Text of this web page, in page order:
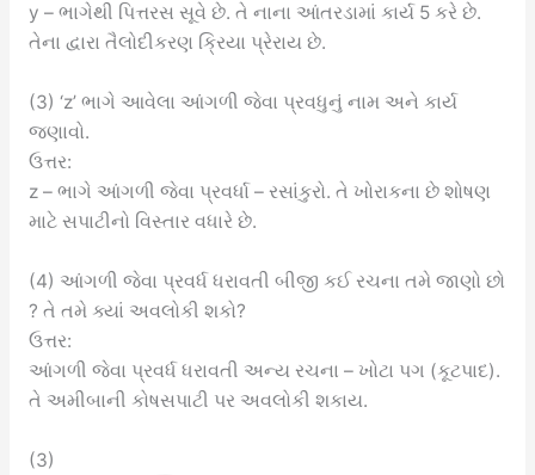
y – ભાગેથી પિત્તરસ સૂવે છે. તે નાના આંતરડામાં કાર્ય 5 કરે છે.
તેના દ્વારા તૈલોદીકરણ ક્રિયા પ્રેરાય છે.
(3) ‘z’ ભાગે આવેલા આંગળી જેવા પ્રવધુનું નામ અને કાર્ય
જણાવો.
ઉત્તર:
z – ભાગે આંગળી જેવા પ્રવર્ધા – રસાંકુરો. તે ખોરાકના છે શોષણ
માટે સપાટીનો વિસ્તાર વધારે છે.
(4) આંગળી જેવા પ્રવર્ધ ધરાવતી બીજી કઈ રચના તમે જાણો છો
? તે તમે ક્યાં અવલોકી શકો?
ઉત્તર:
આંગળી જેવા પ્રવર્ધ ધરાવતી અન્ય રચના – ખોટા પગ (કૂટપાદ).
તે અમીબાની કોષસપાટી પર અવલોકી શકાય.
(3)